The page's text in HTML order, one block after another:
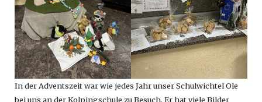
In der Adventszeit war wie jedes Jahr unser Schulwichtel Ole
bei uns an der Kolpingschule zu Besuch. Er hat viele Bilder